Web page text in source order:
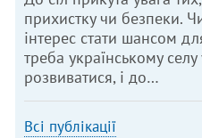
прихистку чи безпеки.
інтерес стати шансом
треба українському селу
розвиватися, і до…
Всі публікації